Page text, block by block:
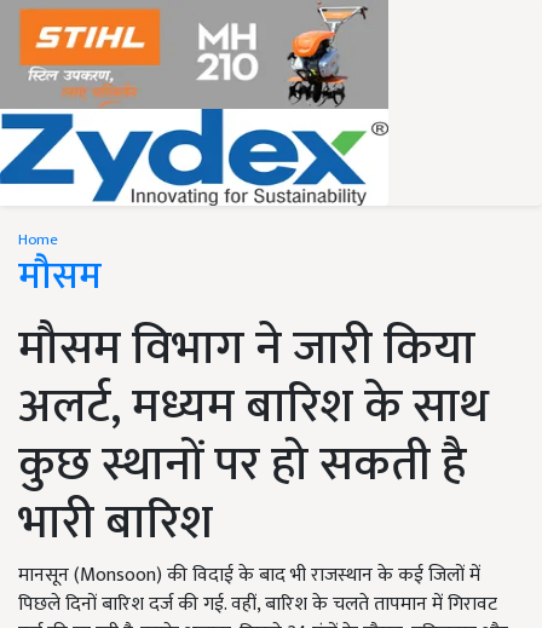
Home
मौसम
मौसम विभाग ने जारी किया
अलर्ट, मध्यम बारिश के साथ
कुछ स्थानों पर हो सकती है
भारी बारिश
मानसून (Monsoon) की विदाई के बाद भी राजस्थान के कई जिलों में
पिछले दिनों बारिश दर्ज की गई. वहीं, बारिश के चलते तापमान में गिरावट